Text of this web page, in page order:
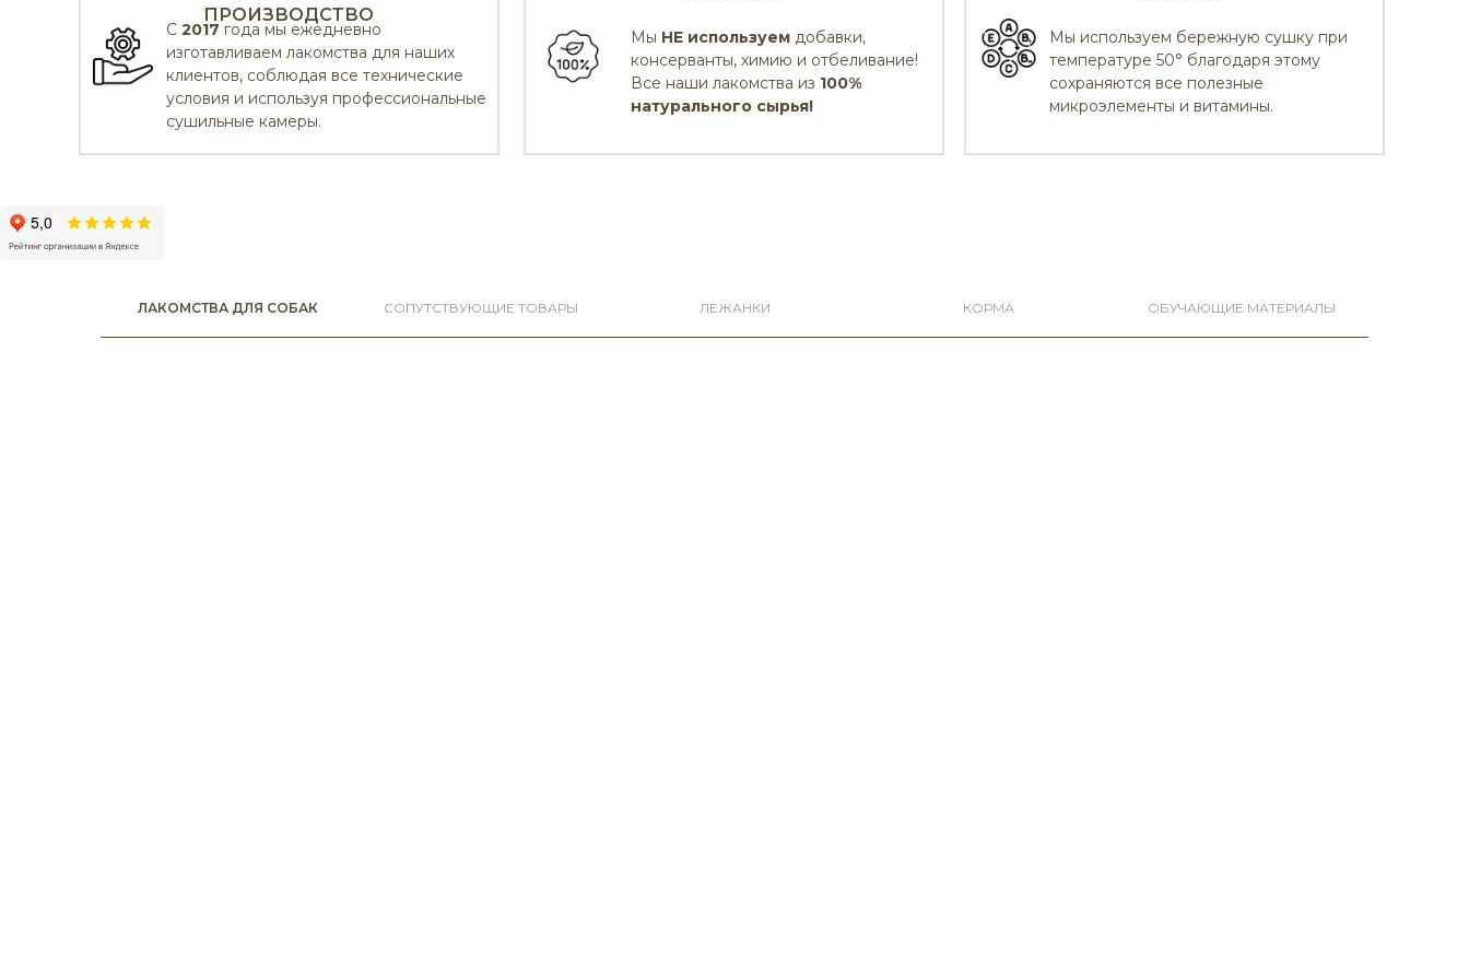
ПРОИЗВОДСТВО
С 2017 года мы ежедневно
изготавливаем лакомства для наших
клиентов, соблюдая все технические
условия и используя профессиональные
сушильные камеры.
Мы НЕ используем добавки,
консерванты, химию и отбеливание!
Все наши лакомства из 100%
натурального сырья!
Мы используем бережную сушку при
температуре 50° благодаря этому
сохраняются все полезные
микроэлементы и витамины.
ЛАКОМСТВА ДЛЯ СОБАК СОПУТСТВУЮЩИЕ ТОВАРЫ ЛЕЖАНКИ КОРМА ОБУЧАЮЩИЕ МАТЕРИАЛЫ